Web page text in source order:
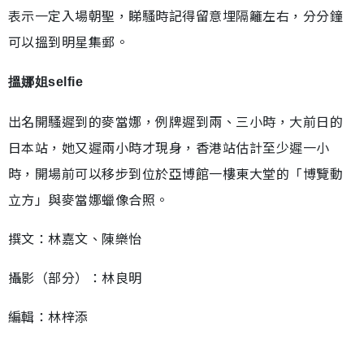
表示一定入場朝聖，睇騷時記得留意埋隔籬左右，分分鐘
可以搵到明星集郵。
搵娜姐selfie
出名開騷遲到的麥當娜，例牌遲到兩、三小時，大前日的
日本站，她又遲兩小時才現身，香港站估計至少遲一小
時，開場前可以移步到位於亞博館一樓東大堂的「博覽動
立方」與麥當娜蠟像合照。
撰文：林嘉文、陳樂怡
攝影（部分）：林良明
編輯：林梓添